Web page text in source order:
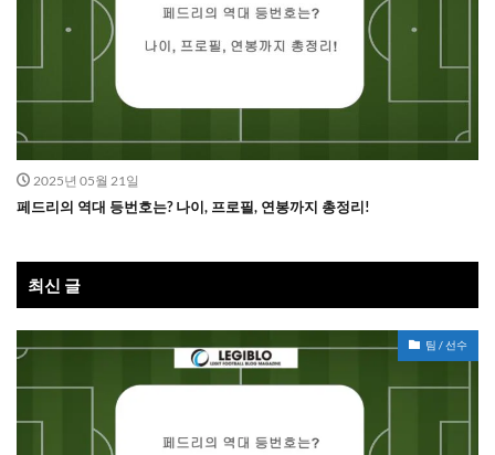
2025년 05월 21일
페드리의 역대 등번호는? 나이, 프로필, 연봉까지 총정리!
최신 글
팀 / 선수